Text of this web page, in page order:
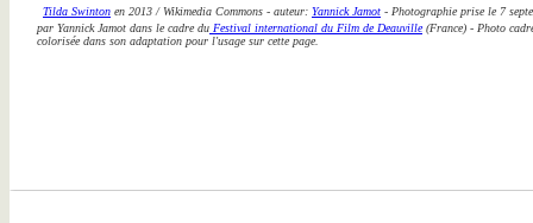
Tilda Swinton en 2013 / Wikimedia Commons - auteur: Yannick Jamot - Photographie prise le 7
par Yannick Jamot dans le cadre du Festival international du Film de Deauville(France) - Photo
colorisée dans son adaptation pour l'usage sur cette page.